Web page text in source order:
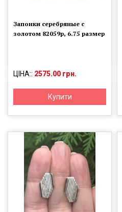
Запонки серебряные с
золотом 82059р, 6.75 размер
ЦІНА:: 2575.00 грн.
Купити